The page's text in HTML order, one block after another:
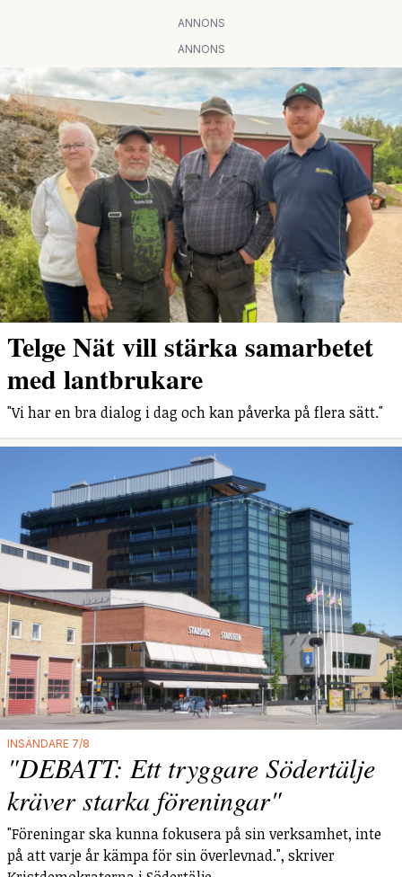
ANNONS
ANNONS
Telge Nät vill stärka samarbetet
med lantbrukare
"Vi har en bra dialog i dag och kan påverka på flera sätt."
INSÄNDARE 7/8
"DEBATT: Ett tryggare Södertälje
kräver starka föreningar"
"Föreningar ska kunna fokusera på sin verksamhet, inte
på att varje år kämpa för sin överlevnad.", skriver